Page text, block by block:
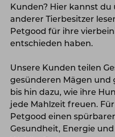
Kunden? Hier kannst
anderer Tierbesitzer
Petgood für ihre
entschieden haben.
Unsere Kunden teilen
gesünderen Mägen und
bis hin dazu, wie ihre
jede Mahlzeit freuen.
Petgood einen
Gesundheit, Energie